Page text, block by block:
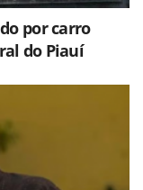
por carro
do Piauí